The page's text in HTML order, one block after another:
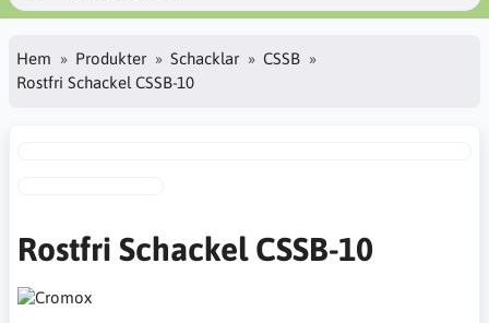
Hem Produkter Schacklar
CSSB
Rostfri Schackel CSSB-10
Rostfri Schackel CSSB-10